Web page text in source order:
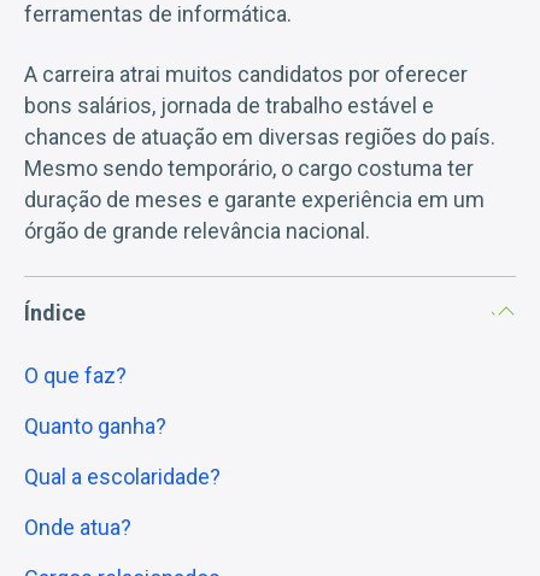
ferramentas de informática.
A carreira atrai muitos candidatos por oferecer
bons salários, jornada de trabalho estável e
chances de atuação em diversas regiões do país.
Mesmo sendo temporário, o cargo costuma ter
duração de meses e garante experiência em um
órgão de grande relevância nacional.
Índice
O que faz?
Quanto ganha?
Qual a escolaridade?
Onde atua?